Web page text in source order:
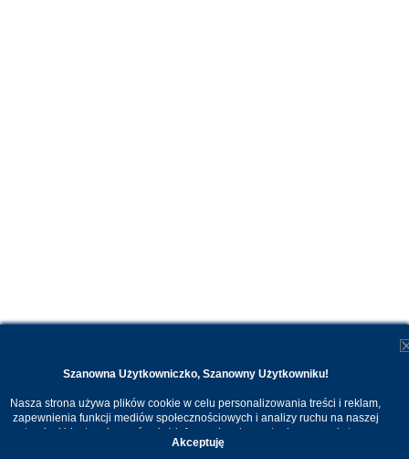
Szanowna Użytkowniczko, Szanowny Użytkowniku!
Nasza strona używa plików cookie w celu personalizowania treści i reklam,
zapewnienia funkcji mediów społecznościowych i analizy ruchu na naszej
stronie. Udostępniamy również informacje o korzystaniu z naszej strony
internetowej naszym zaufanym partnerom. Dzięki cookies możemy
Akceptuję